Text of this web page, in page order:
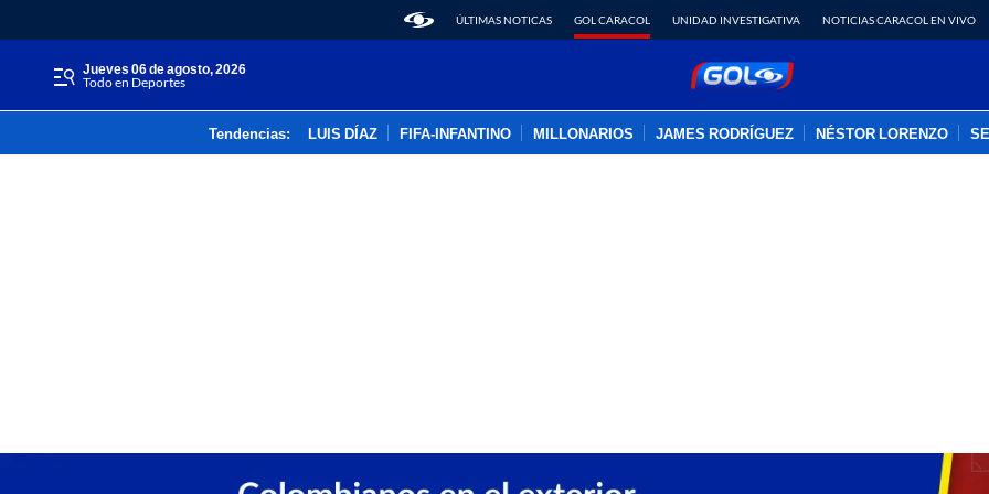
ÚLTIMAS NOTICAS GOL CARACOL UNIDAD INVESTIGATIVA NOTICIAS CARACOL EN VIVO
jueves 06 de agosto, 2026
Todo en Deportes
Tendencias: LUIS DÍAZ FIFA-INFANTINO MILLONARIOS JAMES RODRÍGUEZ NÉSTOR LORENZO